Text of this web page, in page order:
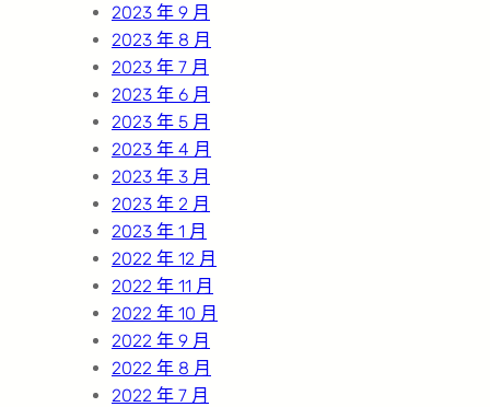
2023 年 9 月
2023 年 8 月
2023 年 7 月
2023 年 6 月
2023 年 5 月
2023 年 4 月
2023 年 3 月
2023 年 2 月
2023 年 1 月
2022 年 12 月
2022 年 11 月
2022 年 10 月
2022 年 9 月
2022 年 8 月
2022 年 7 月